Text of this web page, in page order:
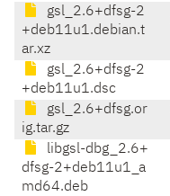
gsl_2.6+dfsg-2
+deb11u1.debian.t
ar.xz
gsl_2.6+dfsg-2
+deb11u1.dsc
gsl_2.6+dfsg.or
ig.tar.gz
libgsl-dbg_2.6+
dfsg-2+deb11u1_a
md64.deb